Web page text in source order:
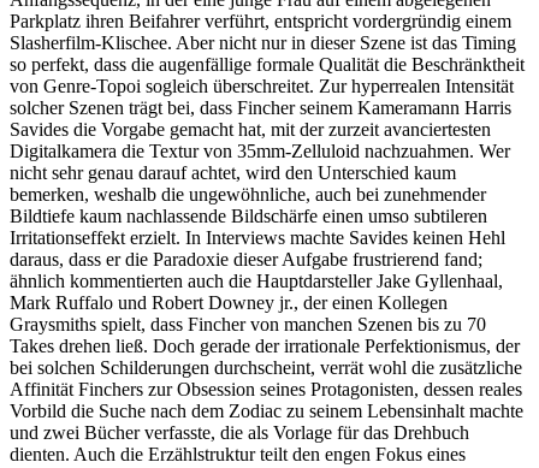
Parkplatz ihren Beifahrer verführt, entspricht vordergründig einem
Slasherfilm-Klischee. Aber nicht nur in dieser Szene ist das Timing
so perfekt, dass die augenfällige formale Qualität die Beschränktheit
von Genre-Topoi sogleich überschreitet. Zur hyperrealen Intensität
solcher Szenen trägt bei, dass Fincher seinem Kameramann Harris
Savides die Vorgabe gemacht hat, mit der zurzeit avanciertesten
Digitalkamera die Textur von 35mm-Zelluloid nachzuahmen. Wer
nicht sehr genau darauf achtet, wird den Unterschied kaum
bemerken, weshalb die ungewöhnliche, auch bei zunehmender
Bildtiefe kaum nachlassende Bildschärfe einen umso subtileren
Irritationseffekt erzielt. In Interviews machte Savides keinen Hehl
daraus, dass er die Paradoxie dieser Aufgabe frustrierend fand;
ähnlich kommentierten auch die Hauptdarsteller Jake Gyllenhaal,
Mark Ruffalo und Robert Downey jr., der einen Kollegen
Graysmiths spielt, dass Fincher von manchen Szenen bis zu 70
Takes drehen ließ. Doch gerade der irrationale Perfektionismus, der
bei solchen Schilderungen durchscheint, verrät wohl die zusätzliche
Affinität Finchers zur Obsession seines Protagonisten, dessen reales
Vorbild die Suche nach dem Zodiac zu seinem Lebensinhalt machte
und zwei Bücher verfasste, die als Vorlage für das Drehbuch
dienten. Auch die Erzählstruktur teilt den engen Fokus eines